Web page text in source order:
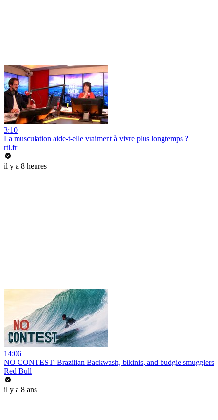
3:10
La musculation aide-t-elle vraiment à vivre plus longtemps ?
rtl.fr
il y a 8 heures
14:06
NO CONTEST: Brazilian Backwash, bikinis, and budgie smugglers
Red Bull
il y a 8 ans